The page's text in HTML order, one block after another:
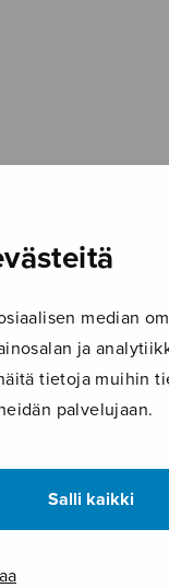
median
ja
tietoja muihin
palvelujaan.
Salli kaikki